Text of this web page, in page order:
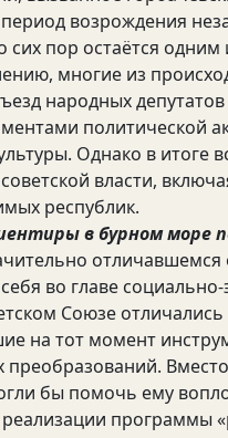
возрождения
сих пор остаётся
многие из
народных
политической
Однако в итоге
власти,
республик.
в бурном море
во главе
Союзе
на тот момент
бы помочь ему
реализации